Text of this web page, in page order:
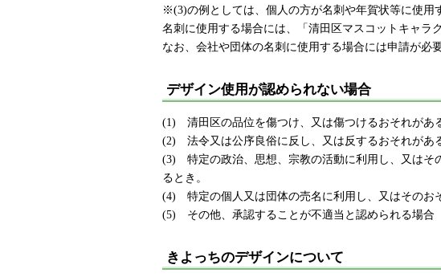
※(3)の例としては、個人の方が名刺や年賀状等に使用
名刺に使用する場合には、「清田区マスコットキャラ
なお、会社や団体の名刺に使用する場合には申請が必要
デザイン使用が認められない場合
(1) 清田区の品位を傷つけ、又は傷つけるおそれがあ
(2) 法令又は公序良俗に反し、又は反するおそれがあ
(3) 特定の政治、思想、宗教の活動に利用し、又はそ
るとき。
(4) 特定の個人又は団体の売名に利用し、又はそのお
(5) その他、承認することが不適当と認められる場合
きよっちのデザインについて